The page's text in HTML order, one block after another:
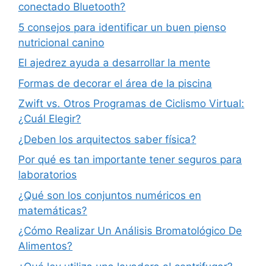
conectado Bluetooth?
5 consejos para identificar un buen pienso
nutricional canino
El ajedrez ayuda a desarrollar la mente
Formas de decorar el área de la piscina
Zwift vs. Otros Programas de Ciclismo Virtual:
¿Cuál Elegir?
¿Deben los arquitectos saber física?
Por qué es tan importante tener seguros para
laboratorios
¿Qué son los conjuntos numéricos en
matemáticas?
¿Cómo Realizar Un Análisis Bromatológico De
Alimentos?